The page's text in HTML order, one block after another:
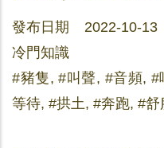
發布日期 2022-10-13
冷門知識
#豬隻, #叫聲, #音頻,
等待, #拱土, #奔跑, #舒